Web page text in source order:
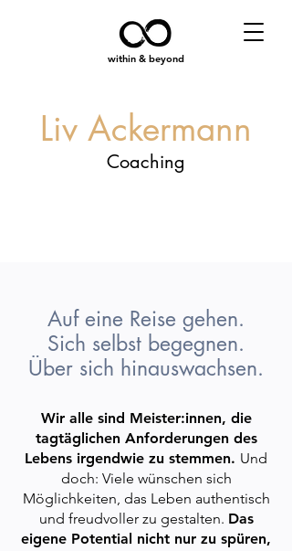
within & beyond
Liv Ackermann
Coaching
Auf eine Reise gehen.
Sich selbst begegnen.
Über sich hinauswachsen.
Wir alle sind Meister:innen, die
tagtäglichen Anforderungen des
Lebens irgendwie zu stemmen. Und
doch: Viele wünschen sich
Möglichkeiten, das Leben authentisch
und freudvoller zu gestalten. Das
eigene Potential nicht nur zu spüren,